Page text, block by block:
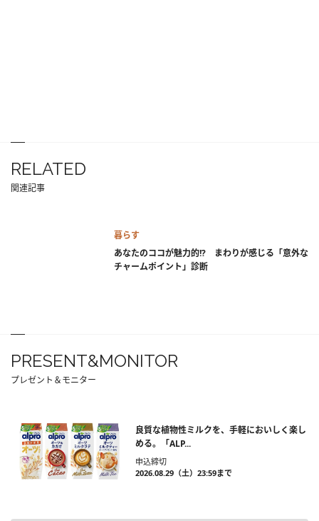
RELATED
関連記事
暮らす
あなたのココが魅力的!? まわりが感じる「意外な
チャームポイント」診断
PRESENT&MONITOR
プレゼント＆モニター
良質な植物性ミルクを、手軽においしく楽し
める。「ALP...
申込締切
2026.08.29（土）23:59まで